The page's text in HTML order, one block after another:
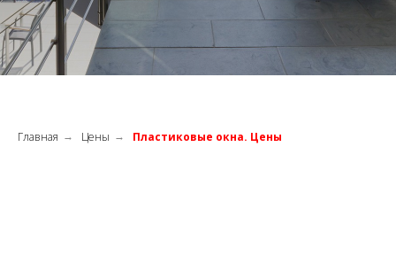
Главная → Цены → Пластиковые окна. Цены